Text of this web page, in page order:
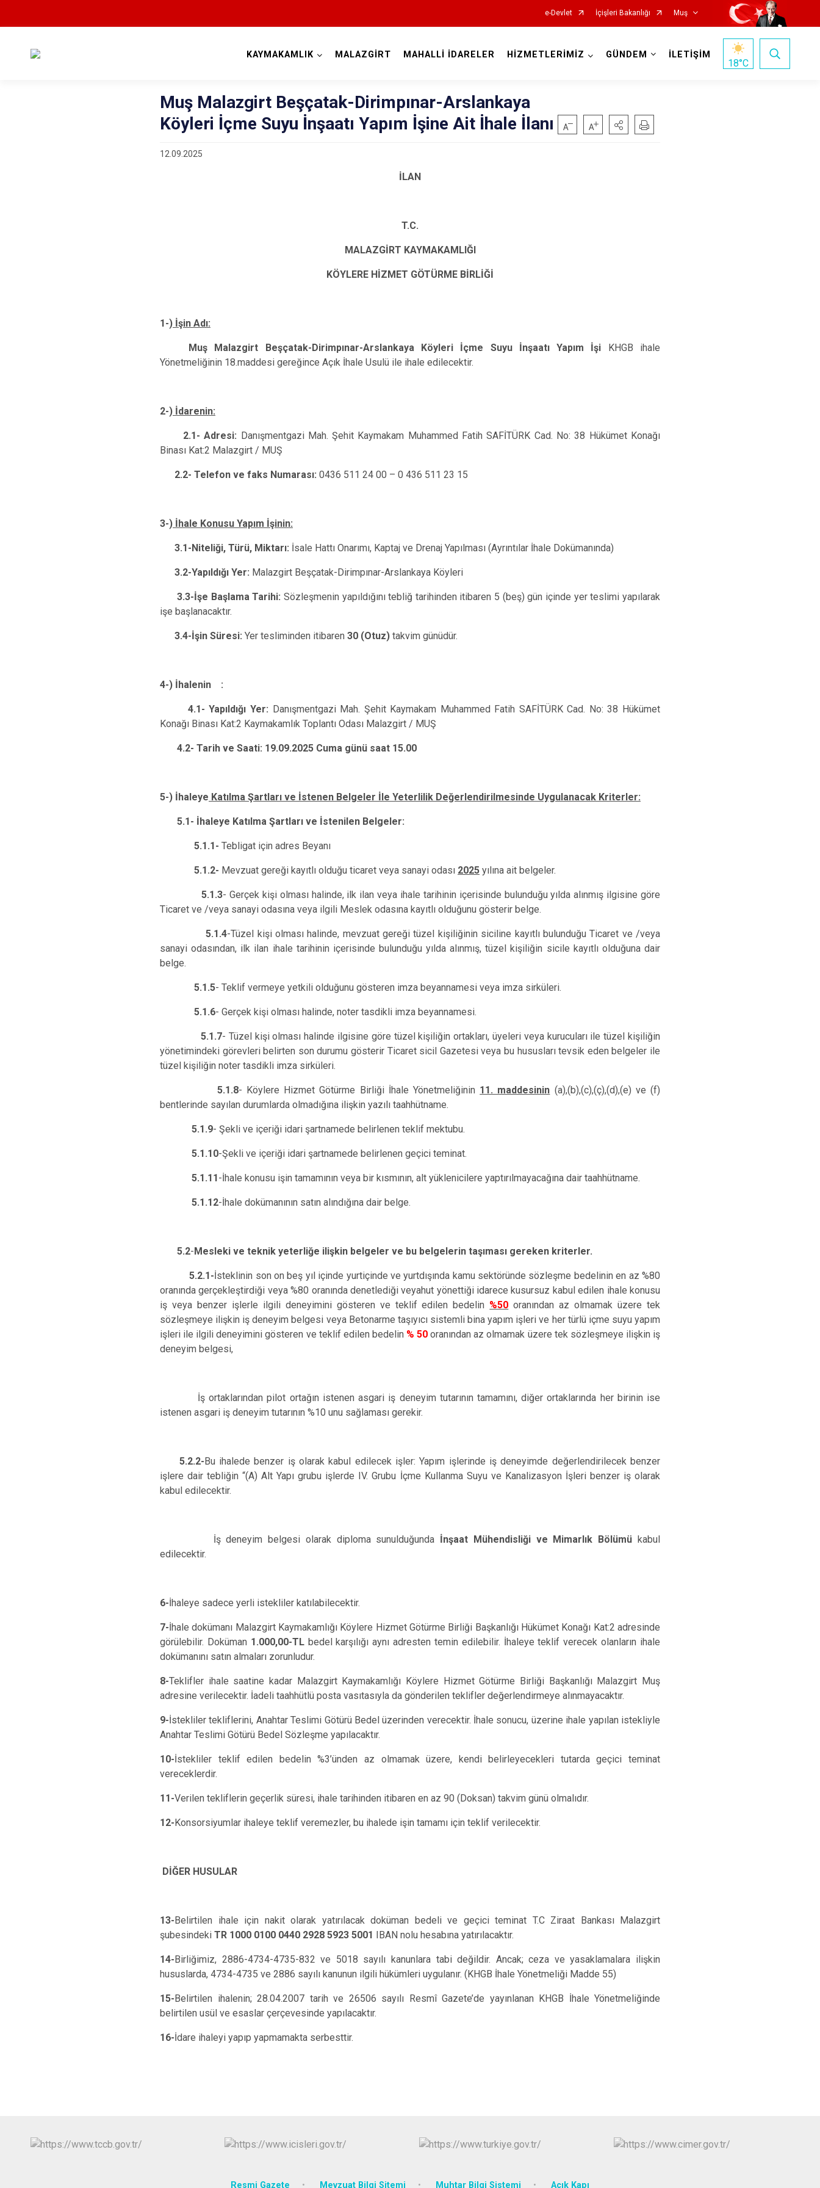
e-Devlet İçişleri Bakanlığı Muş
Malazgirt
KAYMAKAMLIK MALAZGİRT MAHALLİ İDARELER HİZMETLERİMİZ GÜNDEM İLETİŞİM
18°C
Muş Malazgirt Beşçatak-Dirimpınar-Arslankaya
Köyleri İçme Suyu İnşaatı Yapım İşine Ait İhale İlanı
12.09.2025
İLAN
T.C.
MALAZGİRT KAYMAKAMLIĞI
KÖYLERE HİZMET GÖTÜRME BİRLİĞİ
1-) İşin Adı:
Muş Malazgirt Beşçatak-Dirimpınar-Arslankaya Köyleri İçme Suyu İnşaatı Yapım İşi KHGB ihale
Yönetmeliğinin 18.maddesi gereğince Açık İhale Usulü ile ihale edilecektir.
2-) İdarenin:
2.1- Adresi: Danışmentgazi Mah. Şehit Kaymakam Muhammed Fatih SAFİTÜRK Cad. No: 38 Hükümet Konağı
Binası Kat:2 Malazgirt / MUŞ
2.2- Telefon ve faks Numarası: 0436 511 24 00 – 0 436 511 23 15
3-) İhale Konusu Yapım İşinin:
3.1-Niteliği, Türü, Miktarı: İsale Hattı Onarımı, Kaptaj ve Drenaj Yapılması (Ayrıntılar İhale Dokümanında)
3.2-Yapıldığı Yer: Malazgirt Beşçatak-Dirimpınar-Arslankaya Köyleri
3.3-İşe Başlama Tarihi: Sözleşmenin yapıldığını tebliğ tarihinden itibaren 5 (beş) gün içinde yer teslimi yapılarak
işe başlanacaktır.
3.4-İşin Süresi: Yer tesliminden itibaren 30 (Otuz) takvim günüdür.
4-) İhalenin :
4.1- Yapıldığı Yer: Danışmentgazi Mah. Şehit Kaymakam Muhammed Fatih SAFİTÜRK Cad. No: 38 Hükümet
Konağı Binası Kat:2 Kaymakamlık Toplantı Odası Malazgirt / MUŞ
4.2- Tarih ve Saati: 19.09.2025 Cuma günü saat 15.00
5-) İhaleye Katılma Şartları ve İstenen Belgeler İle Yeterlilik Değerlendirilmesinde Uygulanacak Kriterler:
5.1- İhaleye Katılma Şartları ve İstenilen Belgeler:
5.1.1- Tebligat için adres Beyanı
5.1.2- Mevzuat gereği kayıtlı olduğu ticaret veya sanayi odası 2025 yılına ait belgeler.
5.1.3- Gerçek kişi olması halinde, ilk ilan veya ihale tarihinin içerisinde bulunduğu yılda alınmış ilgisine göre
Ticaret ve /veya sanayi odasına veya ilgili Meslek odasına kayıtlı olduğunu gösterir belge.
5.1.4-Tüzel kişi olması halinde, mevzuat gereği tüzel kişiliğinin siciline kayıtlı bulunduğu Ticaret ve /veya
sanayi odasından, ilk ilan ihale tarihinin içerisinde bulunduğu yılda alınmış, tüzel kişiliğin sicile kayıtlı olduğuna dair
belge.
5.1.5- Teklif vermeye yetkili olduğunu gösteren imza beyannamesi veya imza sirküleri.
5.1.6- Gerçek kişi olması halinde, noter tasdikli imza beyannamesi.
5.1.7- Tüzel kişi olması halinde ilgisine göre tüzel kişiliğin ortakları, üyeleri veya kurucuları ile tüzel kişiliğin
yönetimindeki görevleri belirten son durumu gösterir Ticaret sicil Gazetesi veya bu hususları tevsik eden belgeler ile
tüzel kişiliğin noter tasdikli imza sirküleri.
5.1.8- Köylere Hizmet Götürme Birliği İhale Yönetmeliğinin 11. maddesinin (a),(b),(c),(ç),(d),(e) ve (f)
bentlerinde sayılan durumlarda olmadığına ilişkin yazılı taahhütname.
5.1.9- Şekli ve içeriği idari şartnamede belirlenen teklif mektubu.
5.1.10-Şekli ve içeriği idari şartnamede belirlenen geçici teminat.
5.1.11-İhale konusu işin tamamının veya bir kısmının, alt yüklenicilere yaptırılmayacağına dair taahhütname.
5.1.12-İhale dokümanının satın alındığına dair belge.
5.2-Mesleki ve teknik yeterliğe ilişkin belgeler ve bu belgelerin taşıması gereken kriterler.
5.2.1-İsteklinin son on beş yıl içinde yurtiçinde ve yurtdışında kamu sektöründe sözleşme bedelinin en az %80
oranında gerçekleştirdiği veya %80 oranında denetlediği veyahut yönettiği idarece kusursuz kabul edilen ihale konusu
iş veya benzer işlerle ilgili deneyimini gösteren ve teklif edilen bedelin %50 oranından az olmamak üzere tek
sözleşmeye ilişkin iş deneyim belgesi veya Betonarme taşıyıcı sistemli bina yapım işleri ve her türlü içme suyu yapım
işleri ile ilgili deneyimini gösteren ve teklif edilen bedelin % 50 oranından az olmamak üzere tek sözleşmeye ilişkin iş
deneyim belgesi,
İş ortaklarından pilot ortağın istenen asgari iş deneyim tutarının tamamını, diğer ortaklarında her birinin ise
istenen asgari iş deneyim tutarının %10 unu sağlaması gerekir.
5.2.2-Bu ihalede benzer iş olarak kabul edilecek işler: Yapım işlerinde iş deneyimde değerlendirilecek benzer
işlere dair tebliğin “(A) Alt Yapı grubu işlerde IV. Grubu İçme Kullanma Suyu ve Kanalizasyon İşleri benzer iş olarak
kabul edilecektir.
İş deneyim belgesi olarak diploma sunulduğunda İnşaat Mühendisliği ve Mimarlık Bölümü kabul
edilecektir.
6-İhaleye sadece yerli istekliler katılabilecektir.
7-İhale dokümanı Malazgirt Kaymakamlığı Köylere Hizmet Götürme Birliği Başkanlığı Hükümet Konağı Kat:2 adresinde
görülebilir. Doküman 1.000,00-TLbedel karşılığı aynı adresten temin edilebilir. İhaleye teklif verecek olanların ihale
dokümanını satın almaları zorunludur.
8-Teklifler ihale saatine kadar Malazgirt Kaymakamlığı Köylere Hizmet Götürme Birliği Başkanlığı Malazgirt Muş
adresine verilecektir. İadeli taahhütlü posta vasıtasıyla da gönderilen teklifler değerlendirmeye alınmayacaktır.
9-İstekliler tekliflerini, Anahtar Teslimi Götürü Bedel üzerinden verecektir. İhale sonucu, üzerine ihale yapılan istekliyle
Anahtar Teslimi Götürü Bedel Sözleşme yapılacaktır.
10-İstekliler teklif edilen bedelin %3’ünden az olmamak üzere, kendi belirleyecekleri tutarda geçici teminat
vereceklerdir.
11-Verilen tekliflerin geçerlik süresi, ihale tarihinden itibaren en az 90 (Doksan) takvim günü olmalıdır.
12-Konsorsiyumlar ihaleye teklif veremezler, bu ihalede işin tamamı için teklif verilecektir.
DİĞER HUSULAR
13-Belirtilen ihale için nakit olarak yatırılacak doküman bedeli ve geçici teminat T.C Ziraat Bankası Malazgirt
şubesindeki TR 1000 0100 0440 2928 5923 5001 IBAN nolu hesabına yatırılacaktır.
14-Birliğimiz, 2886-4734-4735-832 ve 5018 sayılı kanunlara tabi değildir. Ancak; ceza ve yasaklamalara ilişkin
hususlarda, 4734-4735 ve 2886 sayılı kanunun ilgili hükümleri uygulanır. (KHGB İhale Yönetmeliği Madde 55)
15-Belirtilen ihalenin; 28.04.2007 tarih ve 26506 sayılı Resmî Gazete’de yayınlanan KHGB İhale Yönetmeliğinde
belirtilen usül ve esaslar çerçevesinde yapılacaktır.
16-İdare ihaleyi yapıp yapmamakta serbesttir.
Resmi Gazete Mevzuat Bilgi Sitemi Muhtar Bilgi Sistemi Açık Kapı